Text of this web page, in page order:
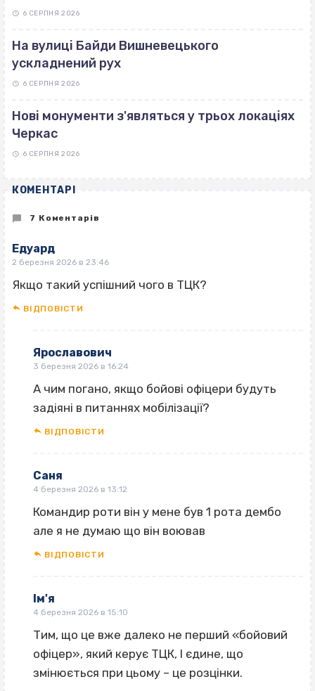
6 СЕРПНЯ 2026
На вулиці Байди Вишневецького
ускладнений рух
6 СЕРПНЯ 2026
Нові монументи з'являться у трьох локаціях
Черкас
6 СЕРПНЯ 2026
КОМЕНТАРІ
7 Коментарів
Едуард
2 березня 2026 в 23:46
Якщо такий успішний чого в ТЦК?
ВІДПОВІCТИ
Ярославович
3 березня 2026 в 16:24
А чим погано, якщо бойові офіцери будуть
задіяні в питаннях мобілізації?
ВІДПОВІCТИ
Саня
4 березня 2026 в 13:12
Командир роти він у мене був 1 рота дембо
але я не думаю що він воював
ВІДПОВІCТИ
Ім'я
4 березня 2026 в 15:10
Тим, що це вже далеко не перший «бойовий
офіцер», який керує ТЦК, І єдине, що
змінюється при цьому – це розцінки.